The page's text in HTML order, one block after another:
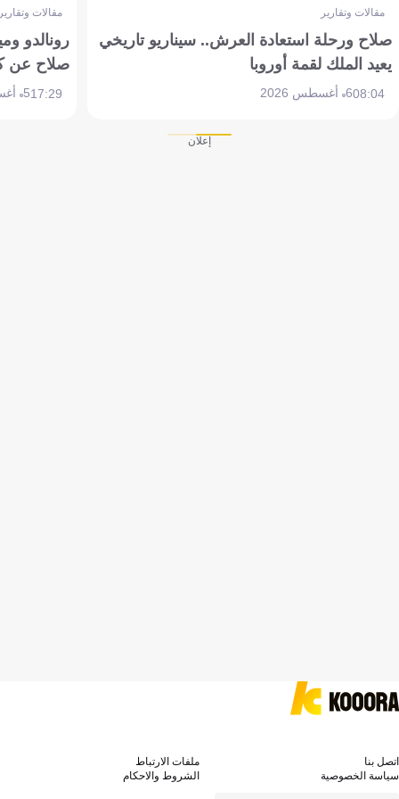
مقالات وتقارير
صلاح ورحلة استعادة العرش.. سيناريو تاريخي
يعيد الملك لقمة أوروبا
08:046 أغسطس 2026
مقالات
رونالدو
صلاح عن
17:295 أغسطس 2026
إعلان
اتصل بنا
ملفات الارتباط
سياسة الخصوصية
الشروط والاحكام